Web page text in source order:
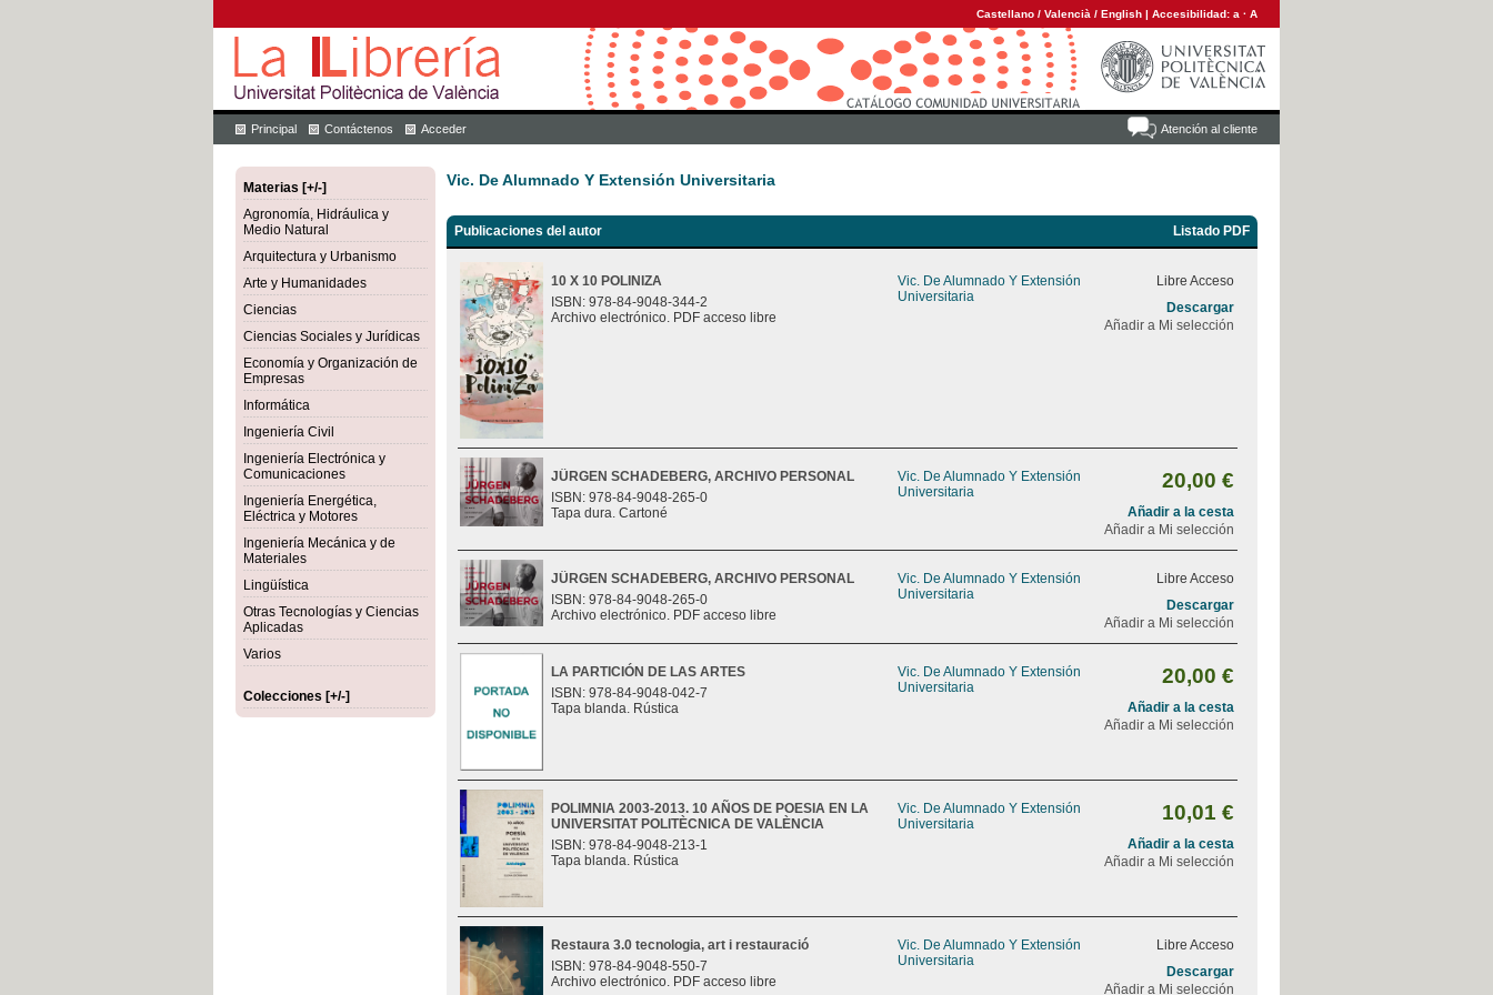
Castellano / Valencià / English | Accesibilidad: a · A
Atención al cliente
Principal Contáctenos Acceder
Materias [+/-]
Agronomía, Hidráulica y
Medio Natural
Arquitectura y Urbanismo
Arte y Humanidades
Ciencias
Ciencias Sociales y Jurídicas
Economía y Organización de
Empresas
Informática
Ingeniería Civil
Ingeniería Electrónica y
Comunicaciones
Ingeniería Energética,
Eléctrica y Motores
Ingeniería Mecánica y de
Materiales
Lingüística
Otras Tecnologías y Ciencias
Aplicadas
Varios
Colecciones [+/-]
Vic. De Alumnado Y Extensión Universitaria
Publicaciones del autor Listado PDF
10 X 10 POLINIZA
ISBN: 978-84-9048-344-2
Archivo electrónico. PDF acceso libre
Vic. De Alumnado Y Extensión
Universitaria
Libre Acceso
Descargar
Añadir a Mi selección
JÜRGEN SCHADEBERG, ARCHIVO PERSONAL
ISBN: 978-84-9048-265-0
Tapa dura. Cartoné
Vic. De Alumnado Y Extensión
Universitaria
20,00 €
Añadir a la cesta
Añadir a Mi selección
JÜRGEN SCHADEBERG, ARCHIVO PERSONAL
ISBN: 978-84-9048-265-0
Archivo electrónico. PDF acceso libre
Vic. De Alumnado Y Extensión
Universitaria
Libre Acceso
Descargar
Añadir a Mi selección
LA PARTICIÓN DE LAS ARTES
ISBN: 978-84-9048-042-7
Tapa blanda. Rústica
Vic. De Alumnado Y Extensión
Universitaria
20,00 €
Añadir a la cesta
Añadir a Mi selección
POLIMNIA 2003-2013. 10 AÑOS DE POESIA EN LA
UNIVERSITAT POLITÈCNICA DE VALÈNCIA
ISBN: 978-84-9048-213-1
Tapa blanda. Rústica
Vic. De Alumnado Y Extensión
Universitaria
10,01 €
Añadir a la cesta
Añadir a Mi selección
Restaura 3.0 tecnologia, art i restauració
ISBN: 978-84-9048-550-7
Archivo electrónico. PDF acceso libre
Vic. De Alumnado Y Extensión
Universitaria
Libre Acceso
Descargar
Añadir a Mi selección